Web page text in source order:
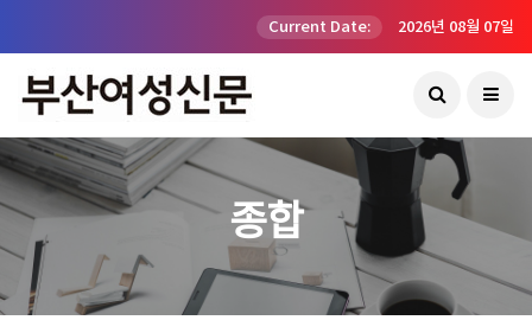
Current Date: 2026년 08월 07일
종합